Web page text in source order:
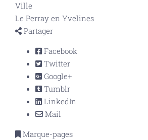
Ville
Le Perray en Yvelines
Partager
Facebook
Twitter
Google+
Tumblr
LinkedIn
Mail
Marque-pages